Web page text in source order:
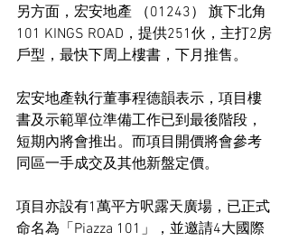
另方面，宏安地產 （01243） 旗下北角
101 KINGS ROAD，提供251伙，主打2房
戶型，最快下周上樓書，下月推售。
宏安地產執行董事程德韻表示，項目樓
書及示範單位準備工作已到最後階段，
短期內將會推出。而項目開價將會參考
同區一手成交及其他新盤定價。
項目亦設有1萬平方呎露天廣場，已正式
命名為「Piazza 101」，並邀請4大國際